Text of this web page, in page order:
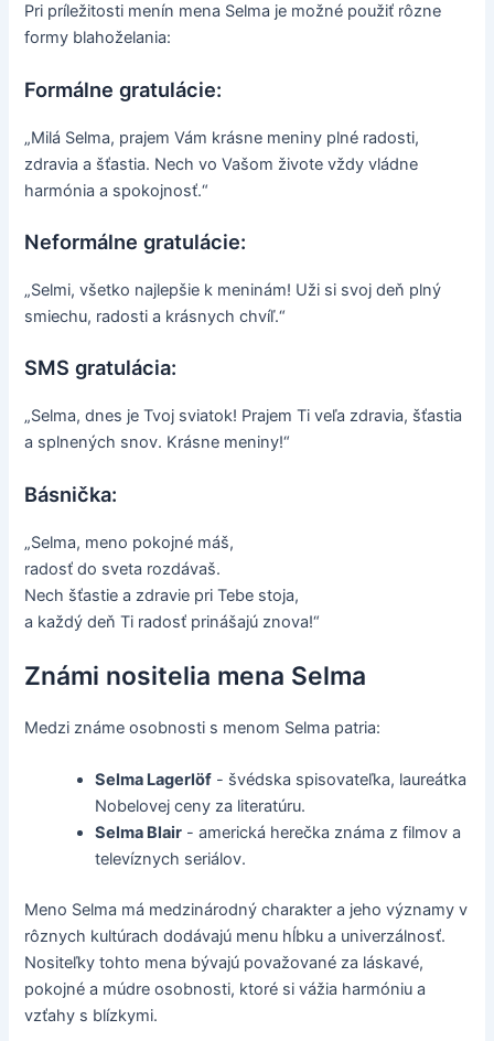
Pri príležitosti menín mena Selma je možné použiť rôzne
formy blahoželania:
Formálne gratulácie:
„Milá Selma, prajem Vám krásne meniny plné radosti,
zdravia a šťastia. Nech vo Vašom živote vždy vládne
harmónia a spokojnosť.“
Neformálne gratulácie:
„Selmi, všetko najlepšie k meninám! Uži si svoj deň plný
smiechu, radosti a krásnych chvíľ.“
SMS gratulácia:
„Selma, dnes je Tvoj sviatok! Prajem Ti veľa zdravia, šťastia
a splnených snov. Krásne meniny!“
Básnička:
„Selma, meno pokojné máš,
radosť do sveta rozdávaš.
Nech šťastie a zdravie pri Tebe stoja,
a každý deň Ti radosť prinášajú znova!“
Známi nositelia mena Selma
Medzi známe osobnosti s menom Selma patria:
Selma Lagerlöf - švédska spisovateľka, laureátka
Nobelovej ceny za literatúru.
Selma Blair - americká herečka známa z filmov a
televíznych seriálov.
Meno Selma má medzinárodný charakter a jeho významy v
rôznych kultúrach dodávajú menu hĺbku a univerzálnosť.
Nositeľky tohto mena bývajú považované za láskavé,
pokojné a múdre osobnosti, ktoré si vážia harmóniu a
vzťahy s blízkymi.